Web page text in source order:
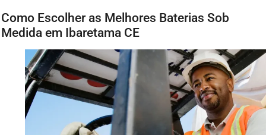
Como Escolher as Melhores Baterias Sob
Medida em Ibaretama CE